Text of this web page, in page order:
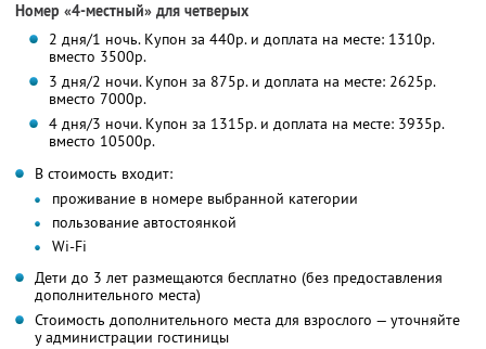
Номер «4-местный» для четверых
2 дня/1 ночь. Купон за 440р. и доплата на месте: 1310р.
вместо 3500р.
3 дня/2 ночи. Купон за 875р. и доплата на месте: 2625р.
вместо 7000р.
4 дня/3 ночи. Купон за 1315р. и доплата на месте: 3935р.
вместо 10500р.
В стоимость входит:
проживание в номере выбранной категории
пользование автостоянкой
Wi-Fi
Дети до 3 лет размещаются бесплатно (без предоставления
дополнительного места)
Стоимость дополнительного места для взрослого — уточняйте
у администрации гостиницы